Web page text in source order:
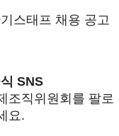
스태프 채용 공고
SNS
조직위원회를 팔로
요.